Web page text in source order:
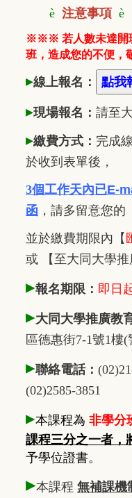
è 注意事項 è
※※※ 若人數未達開
班，造成您的不便，
▸線上報名：
▸現場報名： 請至
▸繳費方式： 完成
於收到表單後，
3個工作天內已E-
函 ， 請多留意您的
並於繳費期限內 【
或 【至大同大學
▸報名期限： 即日
▸大同大學推廣教
區德惠街7-1號1樓
▸聯絡電話：
(02)2585-3851
▸本課程為 非學分
課程三分之一者，
予學位證書。
▸本課程 無補課機